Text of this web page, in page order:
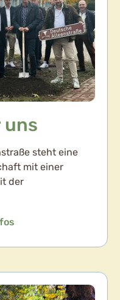
uns
steht eine
mit einer
der